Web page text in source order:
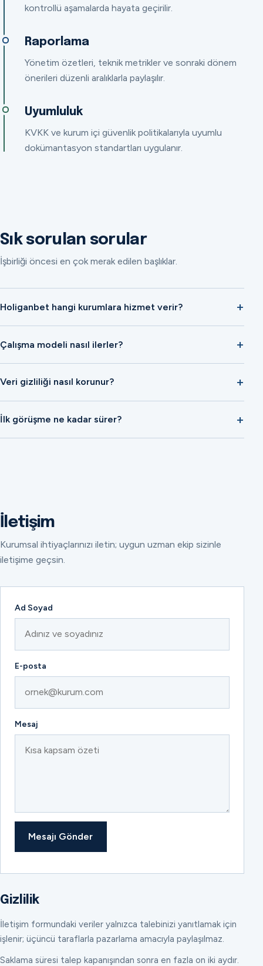
kontrollü aşamalarda hayata geçirilir.
Raporlama
Yönetim özetleri, teknik metrikler ve sonraki dönem
önerileri düzenli aralıklarla paylaşılır.
Uyumluluk
KVKK ve kurum içi güvenlik politikalarıyla uyumlu
dokümantasyon standartları uygulanır.
Sık sorulan sorular
İşbirliği öncesi en çok merak edilen başlıklar.
Holiganbet hangi kurumlara hizmet verir?
Çalışma modeli nasıl ilerler?
Veri gizliliği nasıl korunur?
İlk görüşme ne kadar sürer?
İletişim
Kurumsal ihtiyaçlarınızı iletin; uygun uzman ekip sizinle
iletişime geçsin.
Ad Soyad
E-posta
Mesaj
Mesajı Gönder
Gizlilik
İletişim formundaki veriler yalnızca talebinizi yanıtlamak için
işlenir; üçüncü taraflarla pazarlama amacıyla paylaşılmaz.
Saklama süresi talep kapanışından sonra en fazla on iki aydır.